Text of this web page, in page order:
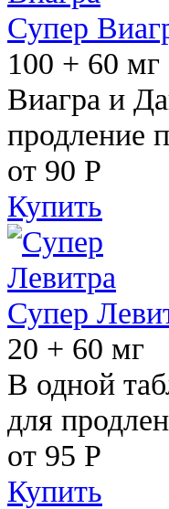
Супер
100 + 60 мг
Виагра и
продление
от 90 Р
Купить
Супер
20 + 60 мг
В одной
для
от 95 Р
Купить